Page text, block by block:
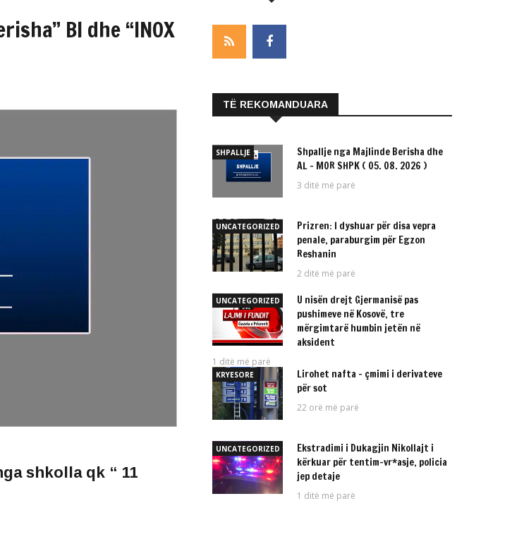
BI dhe “INOX
shkolla qk “ 11
TË REKOMANDUARA
SHPALLJE
Shpallje nga Majlinde Berisha dhe
AL – MOR SHPK ( 05. 08. 2026 )
3 ditë më parë
UNCATEGORIZED
Prizren: I dyshuar për disa vepra
penale, paraburgim për Egzon
Reshanin
2 ditë më parë
UNCATEGORIZED
U nisën drejt Gjermanisë pas
pushimeve në Kosovë, tre
mërgimtarë humbin jetën në
aksident
1 ditë më parë
KRYESORE
Lirohet nafta – çmimi i derivateve
për sot
22 orë më parë
UNCATEGORIZED
Ekstradimi i Dukagjin Nikollajt i
kërkuar për tentim-vr*asje, policia
jep detaje
1 ditë më parë